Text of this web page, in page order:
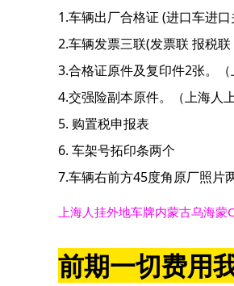
1.车辆出厂合格证 (进口车进
2.车辆发票三联(发票联 报税
3.合格证原件及复印件2张。（
4.交强险副本原件。（上海人
5. 购置税申报表
6. 车架号拓印条两个
7.车辆右前方45度角原厂照片
上海人挂外地车牌内蒙古乌海
前期一切费用